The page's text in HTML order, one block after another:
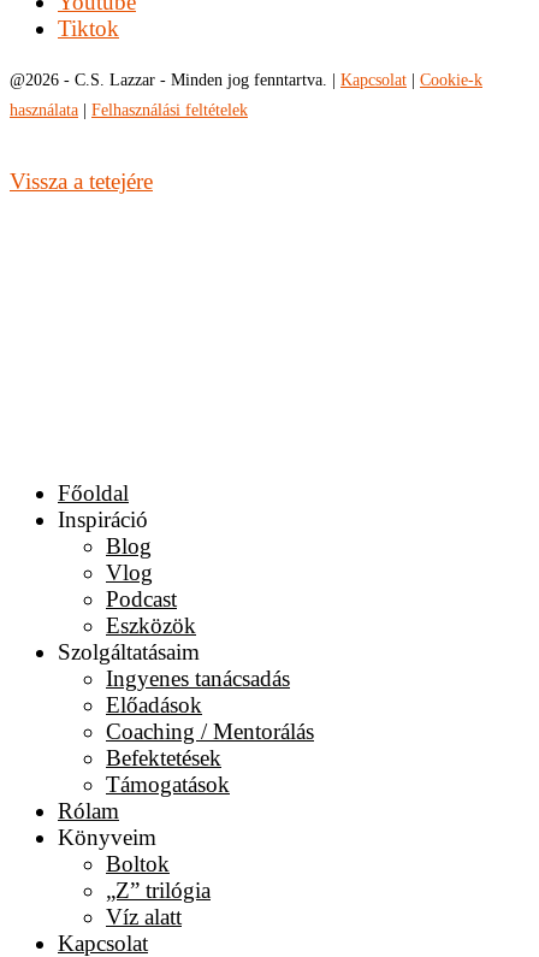
Tiktok
@2026 - C.S. Lazzar - Minden jog fenntartva. | Kapcsolat
Cookie-k
használata
Felhasználási feltételek
Vissza a tetejére
Főoldal
Inspiráció
Blog
Vlog
Podcast
Eszközök
Szolgáltatásaim
Ingyenes tanácsadás
Előadások
Coaching / Mentorálás
Befektetések
Támogatások
Rólam
Könyveim
Boltok
„Z” trilógia
Víz alatt
Kapcsolat